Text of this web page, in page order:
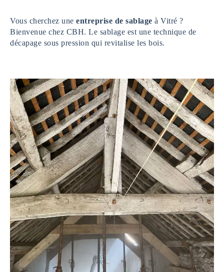
Vous cherchez une entreprise de sablage à Vitré ?
Bienvenue chez CBH. Le sablage est une technique de
décapage sous pression qui revitalise les bois.